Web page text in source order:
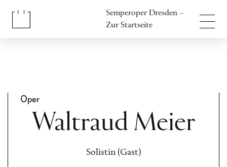
Semperoper Dresden –
Zur Startseite
Oper
Waltraud Meier
Solistin (Gast)